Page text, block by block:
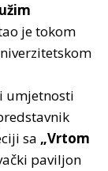
je tokom
umjetnosti
sa „Vrtom
paviljon